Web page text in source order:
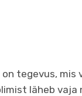
on tegevus,
läheb